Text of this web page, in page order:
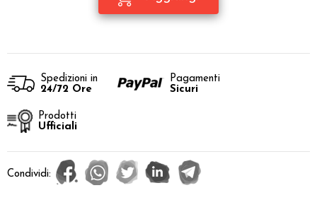
Spedizioni in
24/72 Ore
Pagamenti
Sicuri
Prodotti
Ufficiali
Condividi: